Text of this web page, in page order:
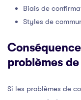
Biais de
Styles de
problèmes
Si les problèmes de